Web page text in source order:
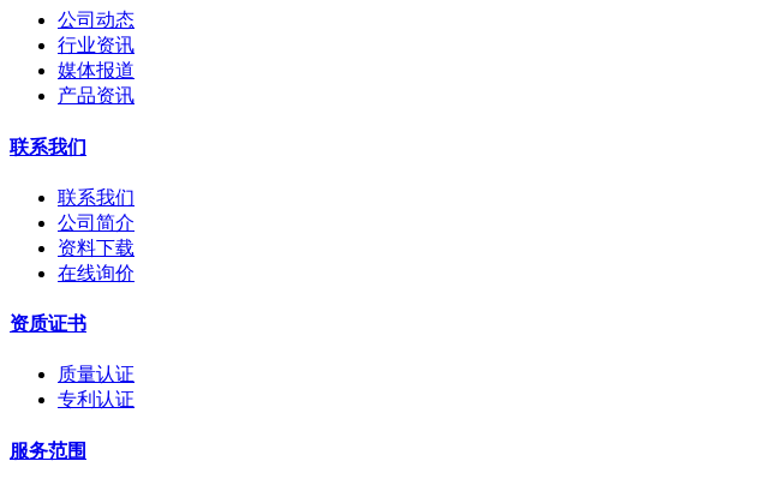
公司动态
行业资讯
媒体报道
产品资讯
联系我们
联系我们
公司简介
资料下载
在线询价
资质证书
质量认证
专利认证
服务范围